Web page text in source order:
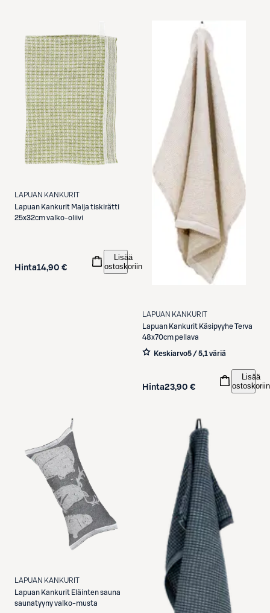
LAPUAN KANKURIT
Lapuan Kankurit Maija tiskirätti
25x32cm valko-oliivi
Hinta14,90 €
Lisää
ostoskoriin
LAPUAN KANKURIT
Lapuan Kankurit Käsipyyhe Terva
48x70cm pellava
Keskiarvo5 / 5,1 väriä
Hinta23,90 €
Lisää
ostoskoriin
LAPUAN KANKURIT
Lapuan Kankurit Eläinten sauna
saunatyyny valko-musta